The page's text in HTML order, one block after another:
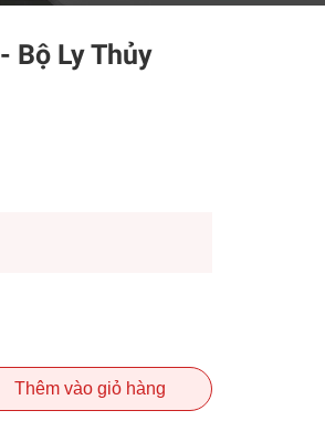
Bộ Ly Thủy
Thêm vào giỏ hàng